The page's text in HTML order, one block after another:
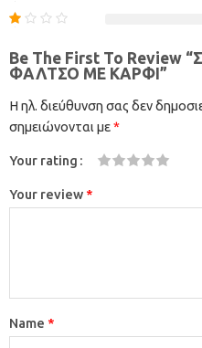
Be The First To Review
ΦΑΛΤΣΟ ΜΕ ΚΑΡΦΙ”
Η ηλ. διεύθυνση σας δεν
σημειώνονται με*
Your rating
Your review *
Name *